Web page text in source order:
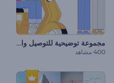
مجموعة توضيحية للتوصيل والخدمات اللوجستية
400 مشاهد